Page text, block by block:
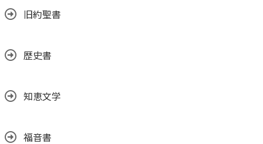
旧約聖書
歴史書
知恵文学
福音書